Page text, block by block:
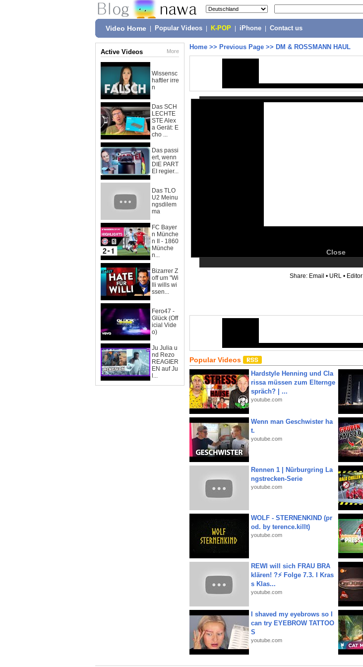
Video Home Popular Videos K-POP iPhone Contact us
Active Videos More
Wissensc
haftler irre
n
Das SCH
LECHTE
STE Alex
a Gerät: E
cho ...
Das passi
ert, wenn
DIE PART
EI regier...
Das TLO
U2 Meinu
ngsdilem
ma
FC Bayer
n Münche
n II - 1860
Münche
n...
Bizarrer Z
off um "Wi
lli wills wi
ssen...
Fero47 -
Glück (Off
icial Vide
o)
Ju Julia u
nd Rezo
REAGIER
EN auf Ju
l...
Home >> Previous Page >> DM & ROSSMANN HAUL
Close
Share: Email • URL • Editor
Popular Videos
Hardstyle Henning und Cla
rissa müssen zum Elternge
spräch? | ...
youtube.com
Wenn man Geschwister ha
t.
youtube.com
Rennen 1 | Nürburgring La
ngstrecken-Serie
youtube.com
WOLF - STERNENKIND (pr
od. by terence.killt)
youtube.com
REWI will sich FRAU BRA
klären! ?⚡️ Folge 7.3. I Kras
s Klas...
youtube.com
I shaved my eyebrows so I
can try EYEBROW TATTOO
S
youtube.com